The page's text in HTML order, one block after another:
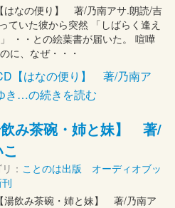
はなの便り】 著/乃南アサ.朗読/吉
ていた彼から突然 「しばらく逢え
・・との絵葉書が届いた。 喧嘩
に、なぜ・・・
【はなの便り】 著/乃南ア
き…の続きを読む
み茶碗・姉と妹】 著/
： ことのは出版 オーディオブッ
湯飲み茶碗・姉と妹】 著/乃南ア